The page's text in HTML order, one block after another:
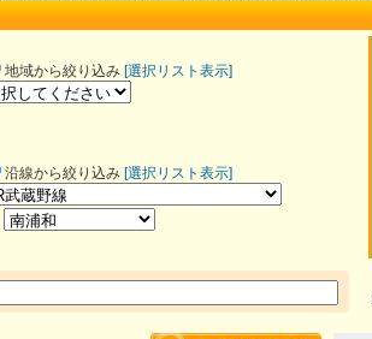
地域から絞り込み [選択リスト表示]
沿線から絞り込み [選択リスト表示]